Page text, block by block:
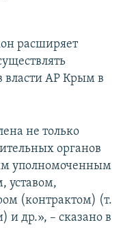
расширяет
власти АР Крым в
не только
органов
уполномоченным
уставом,
(контрактом) (т.
и др.», – сказано в